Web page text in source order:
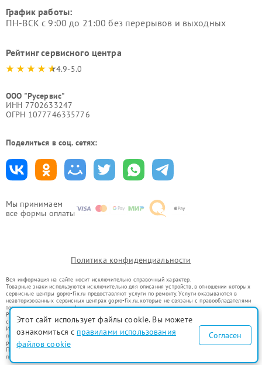
Мы принимаем
все формы оплаты
График работы:
ПН-ВСК с 9:00 до 21:00 без перерывов и выходных
Рейтинг сервисного центра
4.9-5.0
ООО "Русервис"
ИНН 7702633247
ОГРН 1077746335776
Поделиться в соц. сетях:
Политика конфиденциальности
Вся информация на сайте носит исключительно справочный характер.
Товарные знаки используются исключительно для описания устройств, в отношении которых
сервисные центры gopro-fix.ru предоставляют услуги по ремонту. Услуги оказываются в
неавторизованных сервисных центрах gopro-fix.ru, которые не связаны с правообладателями
товарных знаков или их официальными представителями.
Ремонт осуществляется для устройств, уже введенных в гражданский оборот в соответствии
со статьей 1487 ГК РФ.
Использование товарных знаков не преследует цели индивидуализации услуг или введения
потребителей в заблуждение, а служит для информирования о предоставляемых услугах по
ремонту техники указанных брендов.
Представленная на сайте информация не является публичной офертой, определяемой
положениями Статьи 437(2) Гражданского кодекса РФ
Этот сайт использует файлы cookie. Вы можете
ознакомиться с правилами использования
файлов cookie
Согласен